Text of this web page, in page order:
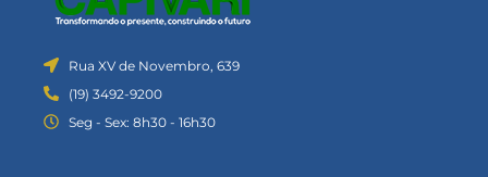
Rua XV de Novembro, 639
(19) 3492-9200
Seg - Sex: 8h30 - 16h30